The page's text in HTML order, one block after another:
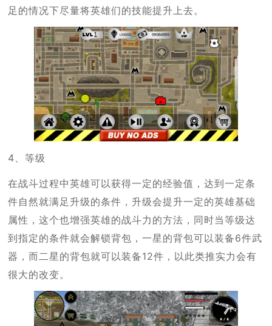
足的情况下尽量将英雄们的技能提升上去。
4、等级
在战斗过程中英雄可以获得一定的经验值，达到一定条
件自然就满足升级的条件，升级会提升一定的英雄基础
属性，这个也增强英雄的战斗力的方法，同时当等级达
到指定的条件就会解锁背包，一星的背包可以装备6件武
器，而二星的背包就可以装备12件，以此类推实力会有
很大的改变。